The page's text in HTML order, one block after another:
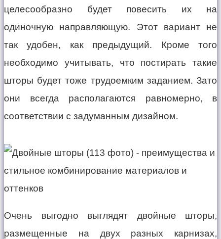
целесообразно будет повесить их на
одиночную направляющую. Этот вариант не
так удобен, как предыдущий. Кроме того
необходимо учитывать, что постирать такие
шторы будет тоже трудоемким заданием. Зато
они всегда располагаются равномерно, в
соответствии с задуманным дизайном.
Очень выгодно выглядят двойные шторы,
размещенные на двух разных карнизах,